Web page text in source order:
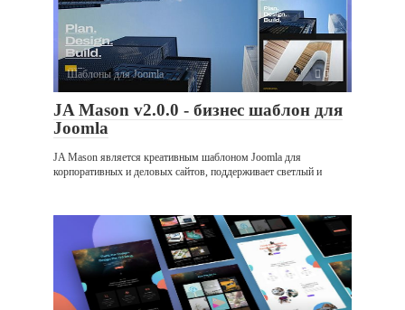
Шаблоны для Joomla 0
JA Mason v2.0.0 - бизнес шаблон для
Joomla
JA Mason является креативным шаблоном Joomla для
корпоративных и деловых сайтов, поддерживает светлый и